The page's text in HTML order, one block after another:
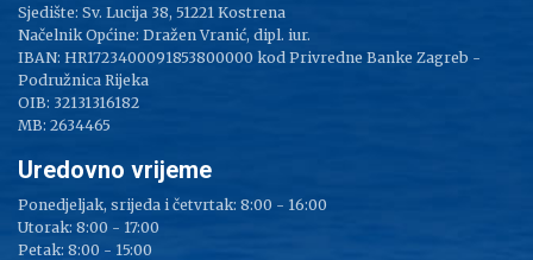
Sjedište: Sv. Lucija 38, 51221 Kostrena
Načelnik Općine: Dražen Vranić, dipl. iur.
IBAN: HR1723400091853800000 kod Privredne Banke Zagreb -
Podružnica Rijeka
OIB: 32131316182
MB: 2634465
Uredovno vrijeme
Ponedjeljak, srijeda i četvrtak: 8:00 - 16:00
Utorak: 8:00 - 17:00
Petak: 8:00 - 15:00